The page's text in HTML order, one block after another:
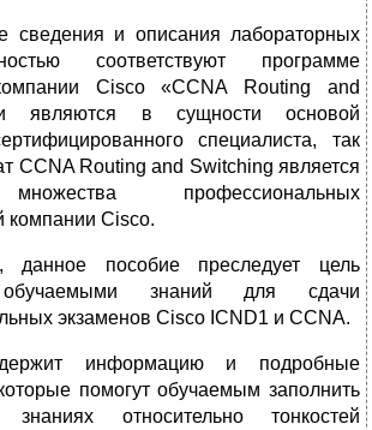
сведения и описания лабораторных
соответствуют программе
Cisco «CCNA Routing and
являются в сущности основой
специалиста, так
CCNA Routing and Switching является
профессиональных
компании Cisco.
данное пособие преследует цель
обучаемыми знаний для сдачи
экзаменов Cisco ICND1 и CCNA.
информацию и подробные
помогут обучаемым заполнить
относительно тонкостей